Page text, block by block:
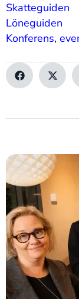
Skatteguiden
Löneguiden
Konferens,